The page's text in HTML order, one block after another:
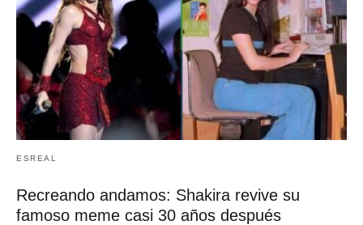
ESREAL
Recreando andamos: Shakira revive su
famoso meme casi 30 años después